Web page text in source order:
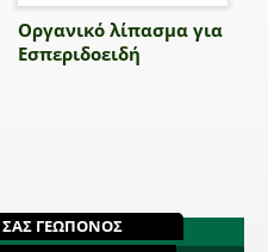
Οργανικό λίπασμα για
Εσπεριδοειδή
ΓΕΩΠΟΝΟΣ